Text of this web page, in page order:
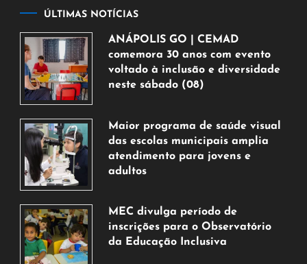
ÚLTIMAS NOTÍCIAS
ANÁPOLIS GO | CEMAD
comemora 30 anos com evento
voltado à inclusão e diversidade
neste sábado (08)
de
agosto
de
2026
Maior programa de saúde visual
das escolas municipais amplia
atendimento para jovens e
adultos
de
agosto
de
MEC divulga período de
inscrições para o Observatório
da Educação Inclusiva